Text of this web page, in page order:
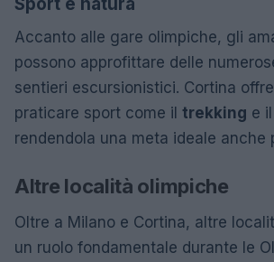
Accanto alle gare olimpiche, gli
possono approfittare delle
sentieri escursionistici. Cortina
praticare sport come il trekking e il
rendendola una meta ideale anche
Altre località olimpiche
Oltre a Milano e Cortina, altre
un ruolo fondamentale durante le